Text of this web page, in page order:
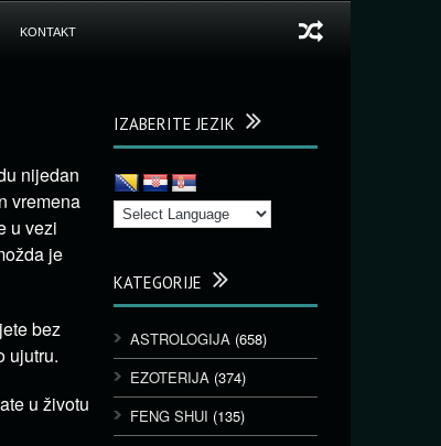
KONTAKT
nijedan
vremena
u vezi
je
bez
ujutru.
u životu
IZABERITE JEZIK
KATEGORIJE
ASTROLOGIJA (658)
EZOTERIJA (374)
FENG SHUI (135)